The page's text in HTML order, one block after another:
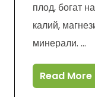
плод, богат
калий,
минерали. …
Read More